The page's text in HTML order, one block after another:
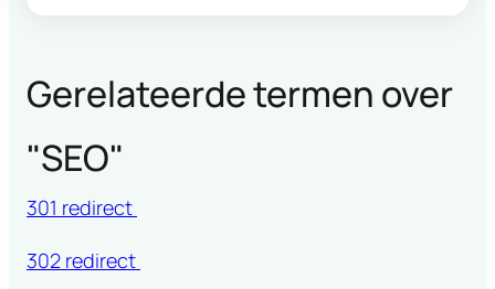
Gerelateerde termen over
"SEO"
301 redirect
302 redirect